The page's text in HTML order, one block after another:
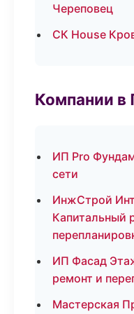
Череповец
СК House
Компании в
ИП Pro
сети
ИнжСтрой
Капитальный
ИП Фасад
ремонт и
Мастерская